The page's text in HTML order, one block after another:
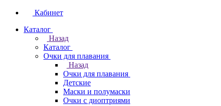
Кабинет
Каталог
Назад
Каталог
Очки для плавания
Назад
Очки для плавания
Детские
Маски и полумаски
Очки с диоптриями